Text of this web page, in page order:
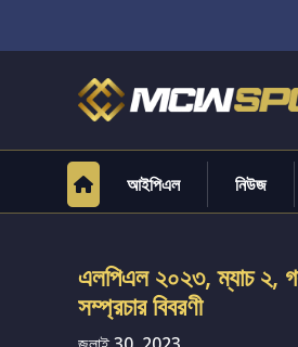
আইপিএল নিউজ
এলপিএল ২০২৩, ম্যাচ ২, গল
সম্প্রচার বিবরণী